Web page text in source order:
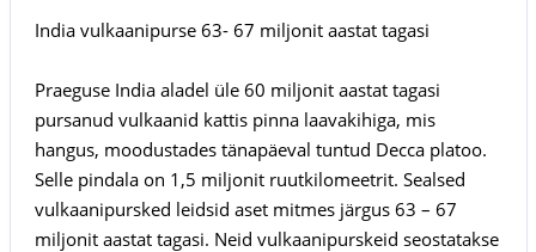
India vulkaanipurse 63- 67 miljonit aastat tagasi
Praeguse India aladel üle 60 miljonit aastat tagasi
pursanud vulkaanid kattis pinna laavakihiga, mis
hangus, moodustades tänapäeval tuntud Decca platoo.
Selle pindala on 1,5 miljonit ruutkilomeetrit. Sealsed
vulkaanipursked leidsid aset mitmes järgus 63 – 67
miljonit aastat tagasi. Neid vulkaanipurskeid seostatakse